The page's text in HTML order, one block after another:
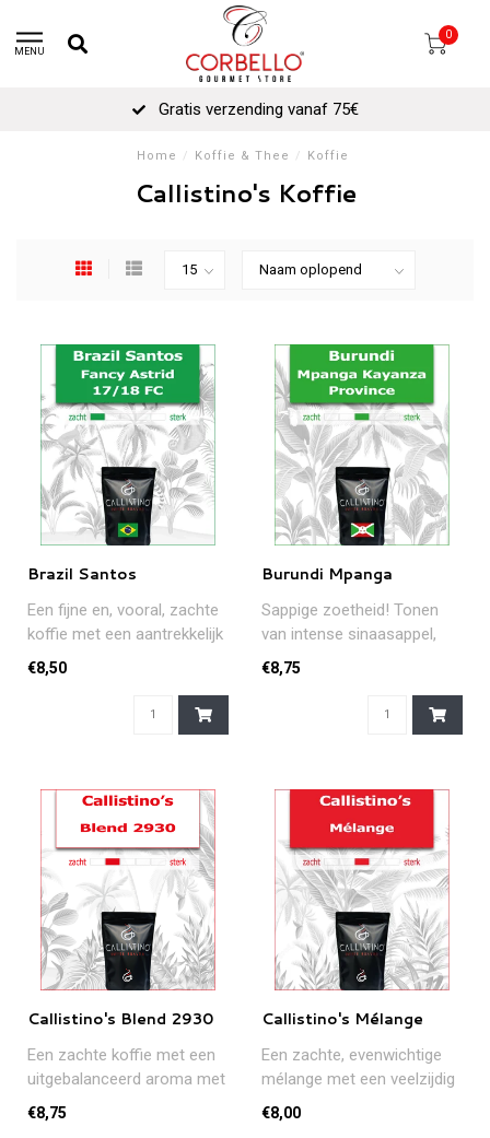
MENU
0
Gratis verzending vanaf 75€
Home / Koffie & Thee / Koffie
Callistino's Koffie
Brazil Santos
Een fijne en, vooral, zachte
koffie met een aantrekkelijk
aroma en heerlijke ge..
€8,50
Burundi Mpanga
Sappige zoetheid! Tonen
van intense sinaasappel,
wat citroen en zoete tonen
van..
€8,75
Callistino's Blend 2930
Een zachte koffie met een
uitgebalanceerd aroma met
tonen van fruit, karamel en
€8,75
Callistino's Mélange
Een zachte, evenwichtige
mélange met een veelzijdig
aroma.Een ideale koffie
voo..
€8,00